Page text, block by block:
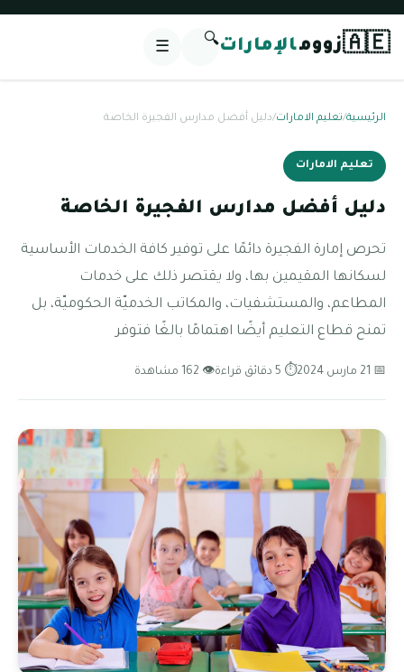
🇦🇪زوومالإمارات🔍
☰
الرئيسية/تعليم الامارات/دليل أفضل مدارس الفجيرة الخاصة
تعليم الامارات
دليل أفضل مدارس الفجيرة الخاصة
تحرص إمارة الفجيرة دائمًا على توفير كافة الخدمات الأساسية
لسكانها المقيمين بها، ولا يقتصر ذلك على خدمات
المطاعم، والمستشفيات، والمكاتب الخدميّة الحكوميّة، بل
تمنح قطاع التعليم أيضًا اهتمامًا بالغًا فتوفر
📅 21 مارس 2024 ⏱ 5 دقائق قراءة 👁 162 مشاهدة